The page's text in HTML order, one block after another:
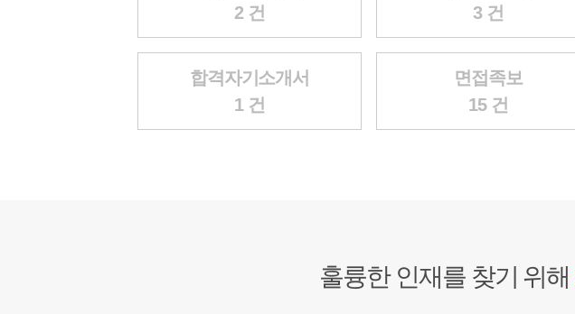
2 건
3 건
합격자기소개서
1 건
면접족보
15 건
훌륭한 인재를 찾기 위해